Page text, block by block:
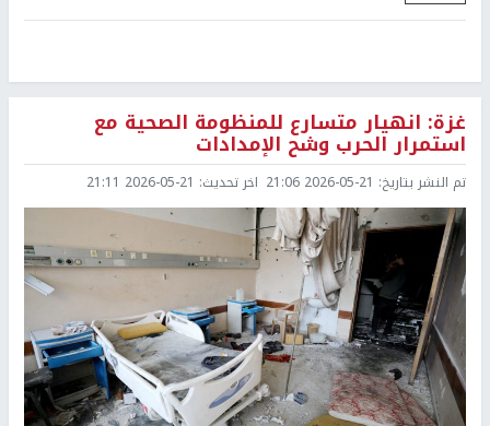
غزة: انهيار متسارع للمنظومة الصحية مع
استمرار الحرب وشح الإمدادات
تم النشر بتاريخ: 2026-05-21 21:06 اخر تحديث: 2026-05-21 21:11